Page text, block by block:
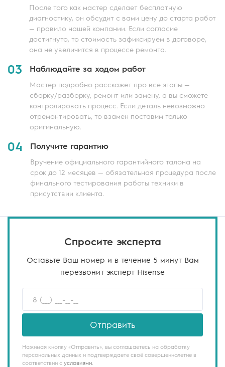
После того как мастер сделает бесплатную
диагностику, он обсудит с вами цену до старта работ
— правило нашей компании. Если согласие
достигнуто, то стоимость зафиксируем в договоре,
она не увеличится в процессе ремонта.
03 Наблюдайте за ходом работ
Мастер подробно расскажет про все этапы —
сборку/разборку, ремонт или замену, а вы сможете
контролировать процесс. Если деталь невозможно
отремонтировать, то взамен поставим только
оригинальную.
04 Получите гарантию
Вручение официального гарантийного талона на
срок до 12 месяцев — обязательная процедура после
финального тестирования работы техники в
присутствии клиента.
Спросите эксперта
Оставьте Ваш номер и в течение 5 минут Вам
перезвонит эксперт Hisense
Отправить
Нажимая кнопку «Отправить», вы соглашаетесь на обработку
персональных данных и подтверждаете своё совершеннолетие в
соответствии с условиями.